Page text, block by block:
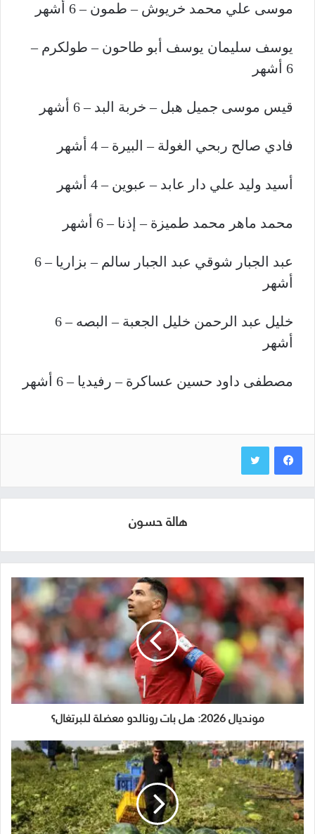
موسى علي محمد خريوش – طمون – 6 أشهر
يوسف سليمان يوسف أبو طاحون – طولكرم –
6 أشهر
قيس موسى جميل هبل – خربة البد – 6 أشهر
فادي صالح ربحي الغولة – البيرة – 4 أشهر
أسيد وليد علي دار عابد – عبوين – 4 أشهر
محمد ماهر محمد طميزة – إذنا – 6 أشهر
عبد الجبار شوقي عبد الجبار سالم – بزاريا – 6
أشهر
خليل عبد الرحمن خليل الجعبة – البصه – 6
أشهر
مصطفى داود حسين عساكرة – رفيديا – 6 أشهر
هالة حسون
مونديال 2026: هل بات رونالدو معضلة للبرتغال؟